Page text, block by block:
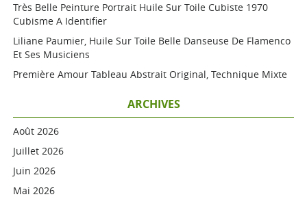
Très Belle Peinture Portrait Huile Sur Toile Cubiste 1970
Cubisme A Identifier
Liliane Paumier, Huile Sur Toile Belle Danseuse De Flamenco
Et Ses Musiciens
Première Amour Tableau Abstrait Original, Technique Mixte
ARCHIVES
Août 2026
Juillet 2026
Juin 2026
Mai 2026